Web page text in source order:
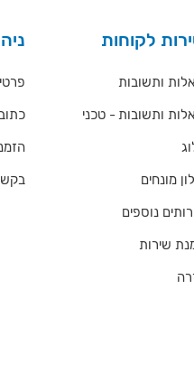
לקוחות
ותשובות
ותשובות - טכני
מונחים
נוספים
שירות